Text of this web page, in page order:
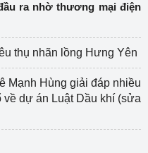
ra nhờ thương mại điện
thụ nhãn lồng Hưng Yên
Mạnh Hùng giải đáp nhiều
về dự án Luật Dầu khí (sửa